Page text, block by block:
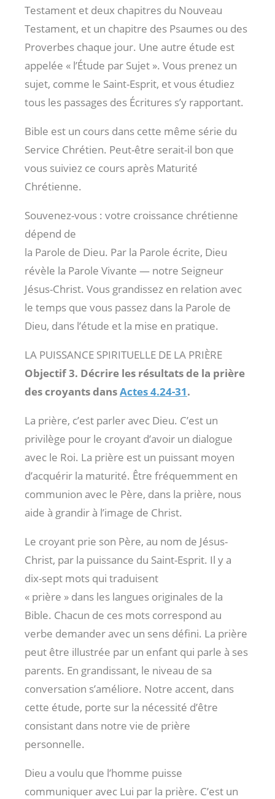
Testament et deux chapitres du Nouveau
Testament, et un chapitre des Psaumes ou des
Proverbes chaque jour. Une autre étude est
appelée « l’Étude par Sujet ». Vous prenez un
sujet, comme le Saint-Esprit, et vous étudiez
tous les passages des Écritures s’y rapportant.
Bible est un cours dans cette même série du
Service Chrétien. Peut-être serait-il bon que
vous suiviez ce cours après Maturité
Chrétienne.
Souvenez-vous : votre croissance chrétienne
dépend de
la Parole de Dieu. Par la Parole écrite, Dieu
révèle la Parole Vivante — notre Seigneur
Jésus-Christ. Vous grandissez en relation avec
le temps que vous passez dans la Parole de
Dieu, dans l’étude et la mise en pratique.
LA PUISSANCE SPIRITUELLE DE LA PRIÈRE
Objectif 3. Décrire les résultats de la prière
des croyants dansActes 4.24-31.
La prière, c’est parler avec Dieu. C’est un
privilège pour le croyant d’avoir un dialogue
avec le Roi. La prière est un puissant moyen
d’acquérir la maturité. Être fréquemment en
communion avec le Père, dans la prière, nous
aide à grandir à l’image de Christ.
Le croyant prie son Père, au nom de Jésus-
Christ, par la puissance du Saint-Esprit. Il y a
dix-sept mots qui traduisent
« prière » dans les langues originales de la
Bible. Chacun de ces mots correspond au
verbe demander avec un sens défini. La prière
peut être illustrée par un enfant qui parle à ses
parents. En grandissant, le niveau de sa
conversation s’améliore. Notre accent, dans
cette étude, porte sur la nécessité d’être
consistant dans notre vie de prière
personnelle.
Dieu a voulu que l’homme puisse
communiquer avec Lui par la prière. C’est un